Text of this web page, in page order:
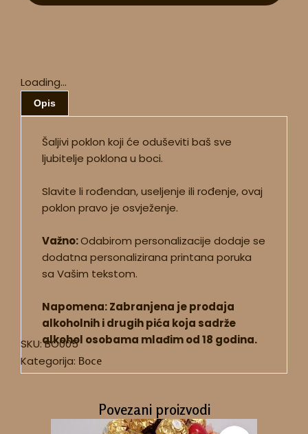
Loading...
Opis
Šaljivi poklon koji će oduševiti baš sve
ljubitelje poklona u boci.
Slavite li rođendan, useljenje ili rođenje, ovaj
poklon pravo je osvježenje.
Važno:Odabirom personalizacije dodaje se
dodatna personalizirana printana poruka
sa Vašim tekstom.
Napomena: Zabranjena je prodaja
alkoholnih i drugih pića koja sadrže
alkohol osobama mlađim od 18 godina.
SKU:BO005
Kategorija: Boce
Povezani proizvodi